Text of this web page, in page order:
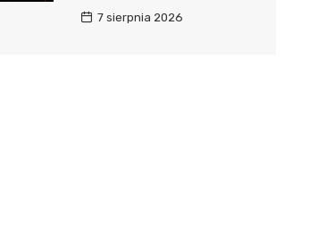
7 sierpnia 2026